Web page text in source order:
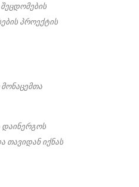
პროექტის
დაინერგოს
თავიდან იქნას